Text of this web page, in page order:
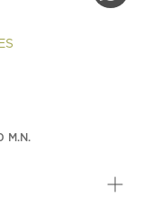
M.N.